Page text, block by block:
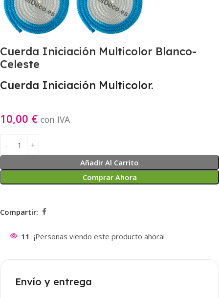
Cuerda Iniciación Multicolor Blanco-
Celeste
Cuerda Iniciación Multicolor.
10,00 € con IVA
Añadir Al Carrito
Comprar Ahora
Compartir:
11 ¡Personas viendo este producto ahora!
Envío y entrega